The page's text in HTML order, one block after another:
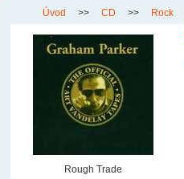
Úvod >> CD >> Rock
Rough Trade